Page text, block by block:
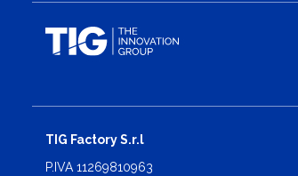
TIG Factory S.r.l
P.IVA 11269810963